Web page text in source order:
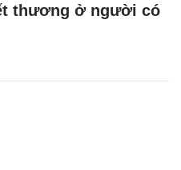
thương ở người có